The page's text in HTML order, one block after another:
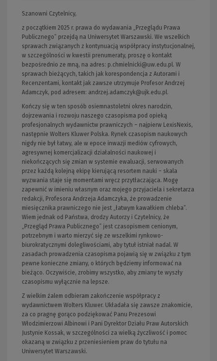
Szanowni Czytelnicy,
z początkiem 2025 r. prawa do wydawania „Przeglądu Prawa
Publicznego” przejdą na Uniwersytet Warszawski. We wszelkich
sprawach związanych z kontynuacją współpracy instytucjonalnej,
w szczególności w kwestii prenumeraty, proszę o kontakt
bezpośrednio ze mną, na adres: p.chmielnicki@uw.edu.pl . W
sprawach bieżących, takich jak korespondencja z Autorami i
Recenzentami, kontakt jak zawsze utrzymuje Profesor Andrzej
Adamczyk, pod adresem: andrzej.adamczyk@ujk.edu.pl .
Kończy się w ten sposób osiemnastoletni okres narodzin,
dojrzewania i rozwoju naszego czasopisma pod opieką
profesjonalnych wydawnictw prawniczych – najpierw LexisNexis,
następnie Wolters Kluwer Polska. Rynek czasopism naukowych
nigdy nie był łatwy, ale w epoce inwazji mediów cyfrowych,
agresywnej komercjalizacji działalności naukowej i
niekończących się zmian w systemie ewaluacji, serwowanych
przez każdą kolejną ekipę kierującą resortem nauki – skala
wyzwania staje się momentami wręcz przytłaczająca. Mogę
zapewnić w imieniu własnym oraz mojego przyjaciela i sekretarza
redakcji, Profesora Andrzeja Adamczyka, że prowadzenie
miesięcznika prawniczego nie jest „łatwym kawałkiem chleba”.
Wiem jednak od Państwa, drodzy Autorzy i Czytelnicy, że
„Przegląd Prawa Publicznego” jest czasopismem cenionym,
potrzebnym i warto mierzyć się ze wszelkimi rynkowo-
biurokratycznymi dolegliwościami, aby tytuł istniał nadal. W
zasadach prowadzenia czasopisma pojawią się w związku z tym
pewne konieczne zmiany, o których będziemy informować na
bieżąco. Oczywiście, zrobimy wszystko, aby zmiany te wyszły
czasopismu wyłącznie na lepsze.
Z wielkim żalem odbieram zakończenie współpracy z
wydawnictwem Wolters Kluwer. Układała się zawsze znakomicie,
za co pragnę gorąco podziękować Panu Prezesowi
Włodzimierzowi Albinowi i Pani Dyrektor Działu Praw Autorskich
Justynie Kossak, w szczególności za wielką życzliwość i pomoc
okazaną w związku z przeniesieniem praw do tytułu na
Uniwersytet Warszawski.